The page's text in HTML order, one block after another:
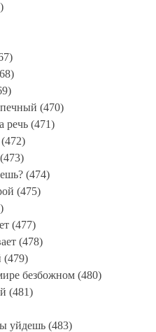
(470)
речь (471)
(474)
(475)
(477)
(478)
(479)
безбожном (480)
(481)
уйдешь (483)